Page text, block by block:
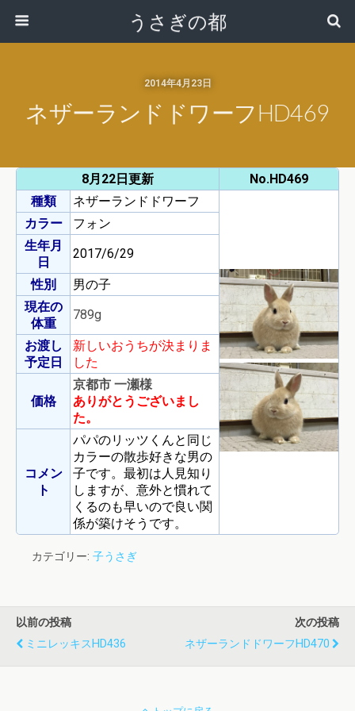
うさぎの都
2014年4月23日
ネザーランドドワーフHD469
8月22日更新
No.HD469
種類
ネザーランドドワーフ
カラー
フォン
生年月
日
2017/6/29
性別
男の子
現在の
体重
789g
お渡し
予定日
新しいおうちが決まりま
した
価格
京都市 一瀬様
ありがとうございまし
た。
コメン
ト
パパのリッツくんと同じ
カラーの散歩好きな男の
子です。最初は人見知り
しますが、意外と慣れて
くるのも早いので良い関
係が築けそうです。
カテゴリー: 子うさぎ
以前の投稿
ミニレッキスHD436
次の投稿
ネザーランドドワーフHD470